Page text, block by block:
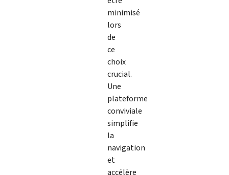
minimisé
lors
de
ce
choix
crucial.
Une
plateforme
conviviale
simplifie
la
navigation
et
accélère